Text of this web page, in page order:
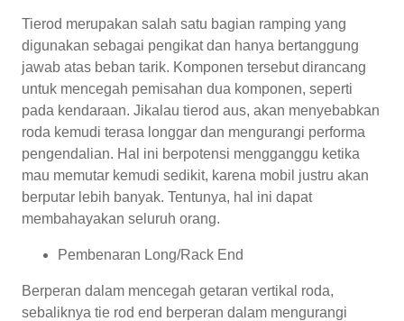
Tierod merupakan salah satu bagian ramping yang
digunakan sebagai pengikat dan hanya bertanggung
jawab atas beban tarik. Komponen tersebut dirancang
untuk mencegah pemisahan dua komponen, seperti
pada kendaraan. Jikalau tierod aus, akan menyebabkan
roda kemudi terasa longgar dan mengurangi performa
pengendalian. Hal ini berpotensi mengganggu ketika
mau memutar kemudi sedikit, karena mobil justru akan
berputar lebih banyak. Tentunya, hal ini dapat
membahayakan seluruh orang.
Pembenaran Long/Rack End
Berperan dalam mencegah getaran vertikal roda,
sebaliknya tie rod end berperan dalam mengurangi